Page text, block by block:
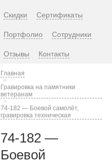
Скидки Сертификаты
Портфолио Сотрудники
Отзывы Контакты
Главная
Гравировка на памятники
ветеранам
74-182 — Боевой самолёт,
гравировка техническая
74-182 —
Боевой